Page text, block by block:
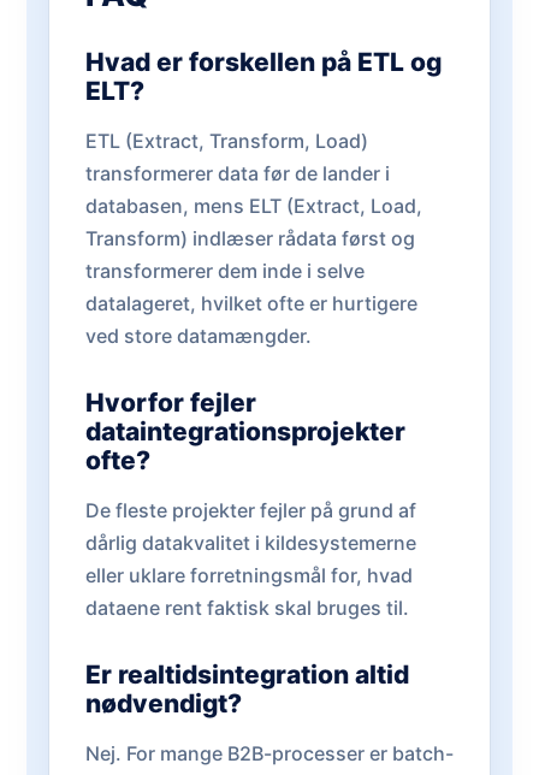
Hvad er forskellen på ETL og
ELT?
ETL (Extract, Transform, Load)
transformerer data før de lander i
databasen, mens ELT (Extract, Load,
Transform) indlæser rådata først og
transformerer dem inde i selve
datalageret, hvilket ofte er hurtigere
ved store datamængder.
Hvorfor fejler
dataintegrationsprojekter
ofte?
De fleste projekter fejler på grund af
dårlig datakvalitet i kildesystemerne
eller uklare forretningsmål for, hvad
dataene rent faktisk skal bruges til.
Er realtidsintegration altid
nødvendigt?
Nej. For mange B2B-processer er batch-